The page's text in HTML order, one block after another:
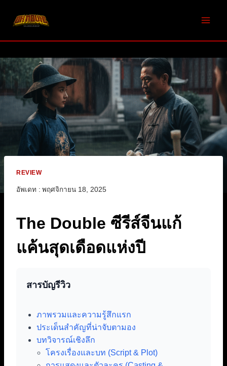
REVIEW
อัพเดท : พฤศจิกายน 18, 2025
The Double ซีรีส์จีนแก้
แค้นสุดเดือดแห่งปี
สารบัญรีวิว
ภาพรวมและความรู้สึกแรก
ประเด็นสำคัญที่น่าจับตามอง
บทวิจารณ์เชิงลึก
โครงเรื่องและบท (Script & Plot)